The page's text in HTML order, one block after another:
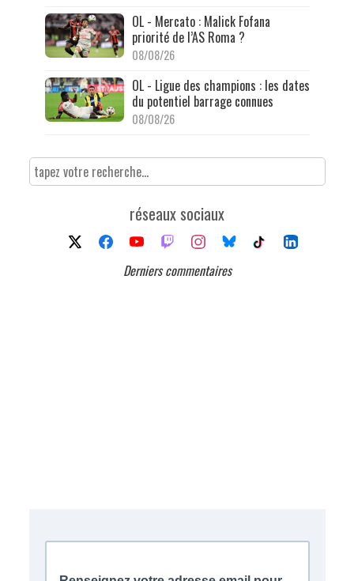
OL - Mercato : Malick Fofana
priorité de l’AS Roma ?
08/08/26
OL - Ligue des champions : les dates
du potentiel barrage connues
08/08/26
réseaux sociaux
Derniers commentaires